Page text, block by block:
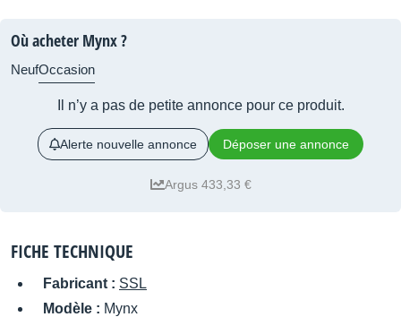
Où acheter Mynx ?
NeufOccasion
Il n’y a pas de petite annonce pour ce produit.
Alerte nouvelle annonce Déposer une annonce
Argus 433,33 €
FICHE TECHNIQUE
Fabricant : SSL
Modèle : Mynx